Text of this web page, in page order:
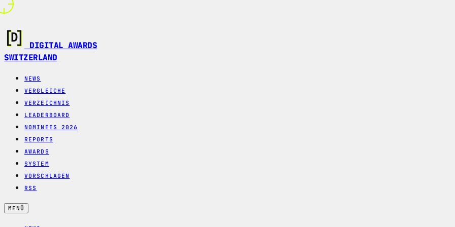
DIGITAL AWARDS
SWITZERLAND
NEWS
VERGLEICHE
VERZEICHNIS
LEADERBOARD
NOMINEES 2026
REPORTS
AWARDS
SYSTEM
VORSCHLAGEN
RSS
MENÜ